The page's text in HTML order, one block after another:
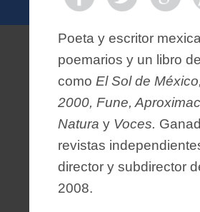
Poeta y escritor
poemarios y un libro
como El Sol de
2000, Fune,
Natura y Voces.
revistas
director y subdirector
2008.